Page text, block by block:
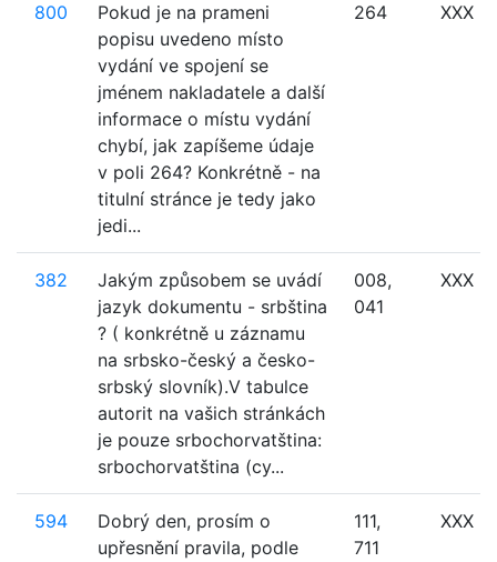
800
Pokud je na prameni
popisu uvedeno místo
vydání ve spojení se
jménem nakladatele a další
informace o místu vydání
chybí, jak zapíšeme údaje
v poli 264? Konkrétně - na
titulní stránce je tedy jako
jedi...
264 XXX
382
Jakým způsobem se uvádí
jazyk dokumentu - srbština
? ( konkrétně u záznamu
na srbsko-český a česko-
srbský slovník).V tabulce
autorit na vašich stránkách
je pouze srbochorvatština:
srbochorvatština (cy...
008,
041
XXX
594
Dobrý den, prosím o
upřesnění pravila, podle
111,
711
XXX